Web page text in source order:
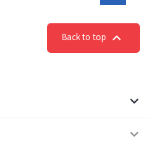
Back to top 

